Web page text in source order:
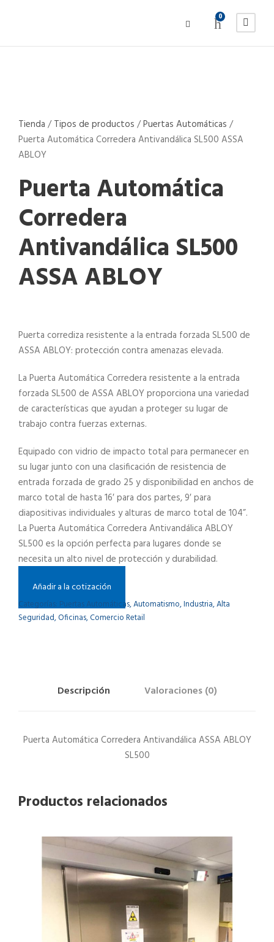
0
Tienda /Tipos de productos /Puertas Automáticas /
Puerta Automática Corredera Antivandálica SL500 ASSA
ABLOY
Puerta Automática
Corredera
Antivandálica SL500
ASSA ABLOY
Puerta corrediza resistente a la entrada forzada SL500 de
ASSA ABLOY: protección contra amenazas elevada.
La Puerta Automática Corredera resistente a la entrada
forzada SL500 de ASSA ABLOY proporciona una variedad
de características que ayudan a proteger su lugar de
trabajo contra fuerzas externas.
Equipado con vidrio de impacto total para permanecer en
su lugar junto con una clasificación de resistencia de
entrada forzada de grado 25 y disponibilidad en anchos de
marco total de hasta 16′ para dos partes, 9′ para
diapositivas individuales y alturas de marco total de 104”.
La Puerta Automática Corredera Antivandálica ABLOY
SL500 es la opción perfecta para lugares donde se
necesita un alto nivel de protección y durabilidad.
Añadir a la cotización
Categorías: Puertas Automáticas,Automatismo,Industria,Alta
Seguridad,Oficinas,Comercio Retail
Descripción Valoraciones (0)
Puerta Automática Corredera Antivandálica ASSA ABLOY
SL500
Productos relacionados